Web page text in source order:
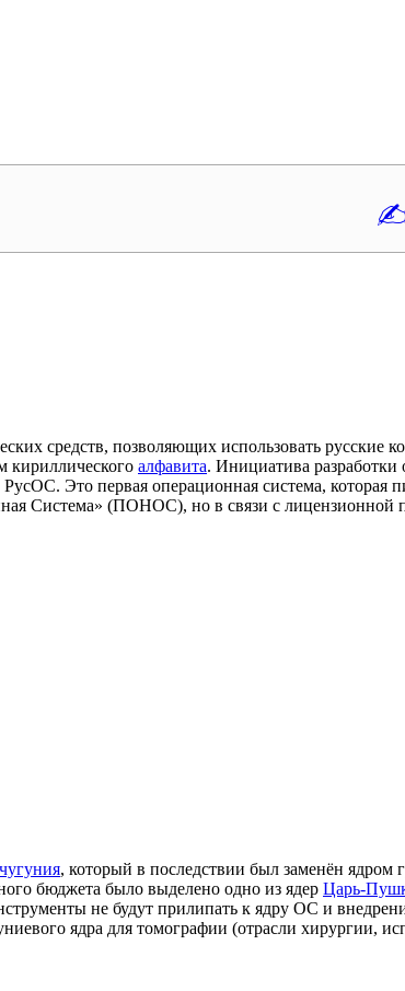
средств, позволяющих использовать русские
кириллического алфавита. Инициатива
Это первая операционная система, которая
Система» (ПОНОС), но в связи с лицензионной
чугуния, который в последствии был заменён ядром
бюджета было выделено одно из ядер Царь-
не будут прилипать к ядру ОС и
ядра для томографии (отрасли хирургии,